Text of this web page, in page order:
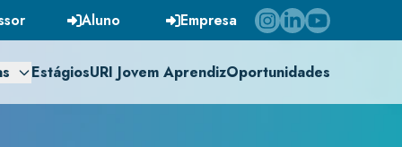
Aluno Empresa
EstágiosURI Jovem AprendizOportunidades